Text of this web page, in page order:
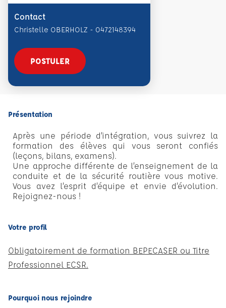
Contact
Christelle OBERHOLZ - 0472148394
POSTULER
Présentation
Après une période d’intégration, vous suivrez la
formation des élèves qui vous seront confiés
(leçons, bilans, examens).
Une approche différente de l’enseignement de la
conduite et de la sécurité routière vous motive.
Vous avez l’esprit d’équipe et envie d’évolution.
Rejoignez-nous !
Votre profil
Obligatoirement de formation BEPECASER ou Titre
Professionnel ECSR.
Pourquoi nous rejoindre